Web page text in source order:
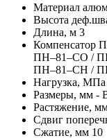
Материал
Высота
Длина, м 3
Компенсатор
ПН–81–СО /
ПН–81–СН /
Нагрузка, МПа
Размеры, мм -
Растяжение,
Сдвиг
Сжатие, мм 10